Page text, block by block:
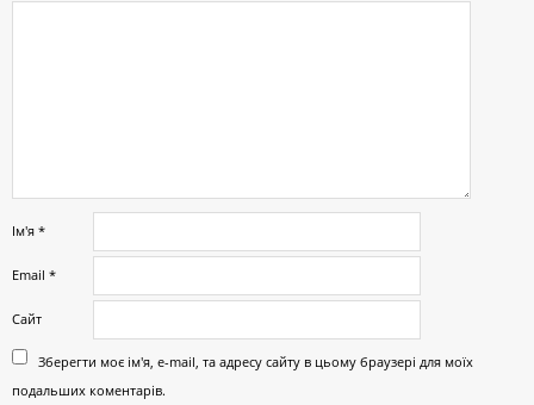
Ім'я *
Email *
Сайт
Зберегти моє ім'я, e-mail, та адресу сайту в цьому браузері для моїх
подальших коментарів.